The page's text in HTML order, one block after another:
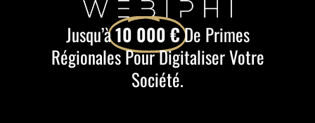
Jusqu’à10 000 €De Primes
Régionales Pour Digitaliser Votre
Société.